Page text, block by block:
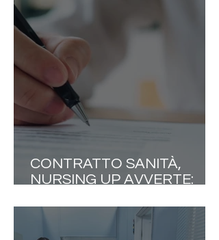
CONTRATTO SANITÀ,
NURSING UP AVVERTE:
NON DIVENTI UN
PRETESTO PER LIVELLARE